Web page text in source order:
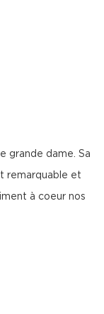
grande dame. Sa
remarquable et
à coeur nos